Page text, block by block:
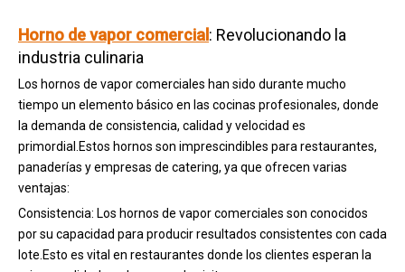
Horno de vapor comercial: Revolucionando la
industria culinaria
Los hornos de vapor comerciales han sido durante mucho
tiempo un elemento básico en las cocinas profesionales, donde
la demanda de consistencia, calidad y velocidad es
primordial.Estos hornos son imprescindibles para restaurantes,
panaderías y empresas de catering, ya que ofrecen varias
ventajas:
Consistencia: Los hornos de vapor comerciales son conocidos
por su capacidad para producir resultados consistentes con cada
lote.Esto es vital en restaurantes donde los clientes esperan la